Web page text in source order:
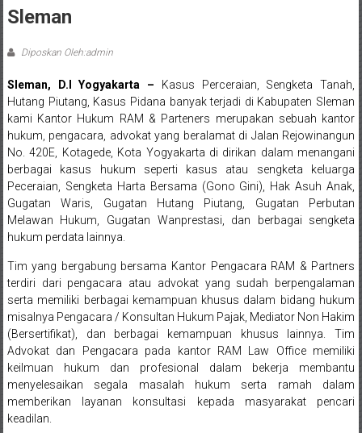
Wonosari,
Wates,
Klaten,
Magelang,
Solo,
Semarang,
Jakarta,
Bali,
Surabaya,
Surakarta,
Sukoharjo,
Mungkid,
Sleman
Diposkan Oleh:admin
Sleman, D.I Yogyakarta – Kasus Perceraian, Sengketa Tanah,
Hutang Piutang, Kasus Pidana banyak terjadi di Kabupaten Sleman
kami Kantor Hukum RAM & Parteners merupakan sebuah kantor
hukum, pengacara, advokat yang beralamat di Jalan Rejowinangun
No. 420E, Kotagede, Kota Yogyakarta di dirikan dalam menangani
berbagai kasus hukum seperti kasus atau sengketa keluarga
Peceraian, Sengketa Harta Bersama (Gono Gini), Hak Asuh Anak,
Gugatan Waris, Gugatan Hutang Piutang, Gugatan Perbutan
Melawan Hukum, Gugatan Wanprestasi, dan berbagai sengketa
hukum perdata lainnya.
Tim yang bergabung bersama Kantor Pengacara RAM & Partners
terdiri dari pengacara atau advokat yang sudah berpengalaman
serta memiliki berbagai kemampuan khusus dalam bidang hukum
misalnya Pengacara / Konsultan Hukum Pajak, Mediator Non Hakim
(Bersertifikat), dan berbagai kemampuan khusus lainnya. Tim
Advokat dan Pengacara pada kantor RAM Law Office memiliki
keilmuan hukum dan profesional dalam bekerja membantu
menyelesaikan segala masalah hukum serta ramah dalam
memberikan layanan konsultasi kepada masyarakat pencari
keadilan.